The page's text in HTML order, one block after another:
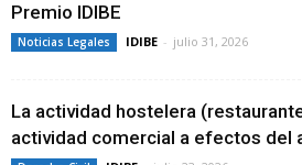
Premio IDIBE
Noticias Legales IDIBE - julio 31, 2026
La actividad hostelera
actividad comercial a efectos del